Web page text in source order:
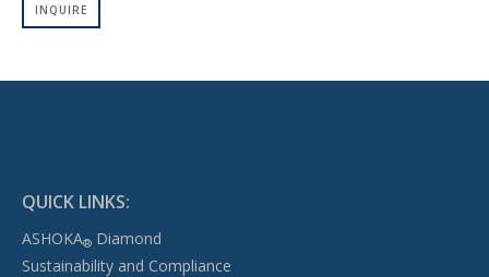
DIAMANTES FANTASÍA
PULSERAS
INQUIRE
QUICK LINKS:
ASHOKA®Diamond
Sustainability and Compliance